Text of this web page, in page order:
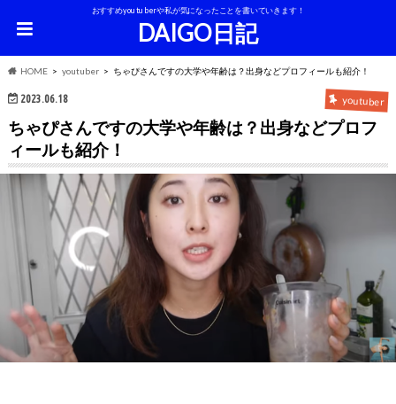
おすすめyoutuberや私が気になったことを書いていきます！
DAIGO日記
HOME youtuber ちゃぴさんですの大学や年齢は？出身などプロフィールも紹介！
2023.06.18 youtuber
ちゃぴさんですの大学や年齢は？出身などプロフ
ィールも紹介！